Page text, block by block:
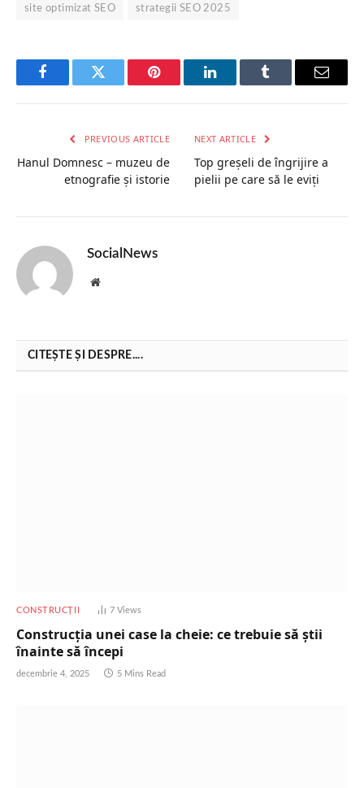
site optimizat SEO strategii SEO 2025
FacebookTwitter Pinterest LinkedInTumblr Email
PREVIOUS ARTICLE
Hanul Domnesc – muzeu de
etnografie și istorie
NEXT ARTICLE
Top greșeli de îngrijire a
pielii pe care să le eviți
SocialNews
Website
CITEȘTE ȘI DESPRE....
CONSTRUCȚII 7Views
Construcția unei case la cheie: ce trebuie să știi
înainte să începi
decembrie 4, 2025 5 Mins Read